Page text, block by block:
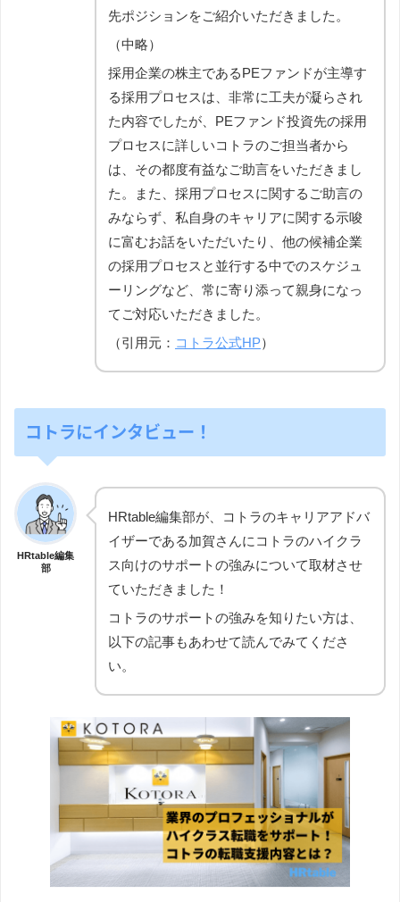
先ポジションをご紹介いただきました。
（中略）
採用企業の株主であるPEファンドが主導す
る採用プロセスは、非常に工夫が凝らされ
た内容でしたが、PEファンド投資先の採用
プロセスに詳しいコトラのご担当者から
は、その都度有益なご助言をいただきまし
た。また、採用プロセスに関するご助言の
みならず、私自身のキャリアに関する示唆
に富むお話をいただいたり、他の候補企業
の採用プロセスと並行する中でのスケジュ
ーリングなど、常に寄り添って親身になっ
てご対応いただきました。
（引用元： コトラ公式HP）
コトラにインタビュー！
HRtable編集
部
HRtable編集部が、コトラのキャリアアドバ
イザーである加賀さんにコトラのハイクラ
ス向けのサポートの強みについて取材させ
ていただきました！
コトラのサポートの強みを知りたい方は、
以下の記事もあわせて読んでみてくださ
い。